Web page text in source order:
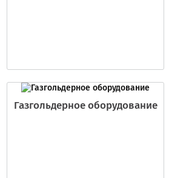
Газгольдерное оборудование